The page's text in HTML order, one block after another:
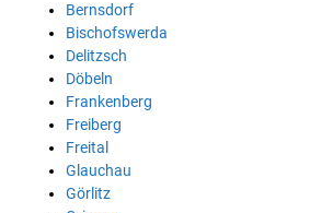
Bernsdorf
Bischofswerda
Delitzsch
Döbeln
Frankenberg
Freiberg
Freital
Glauchau
Görlitz